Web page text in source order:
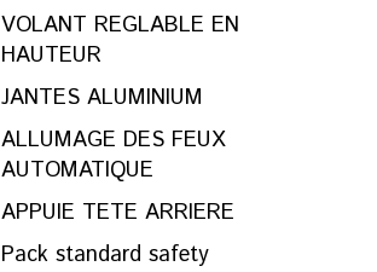
VOLANT REGLABLE EN
HAUTEUR
JANTES ALUMINIUM
ALLUMAGE DES FEUX
AUTOMATIQUE
APPUIE TETE ARRIERE
Pack standard safety